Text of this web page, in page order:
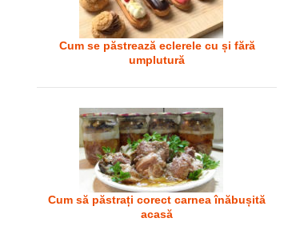
Cum se păstrează eclerele cu și fără
umplutură
Cum să păstrați corect carnea înăbușită
acasă